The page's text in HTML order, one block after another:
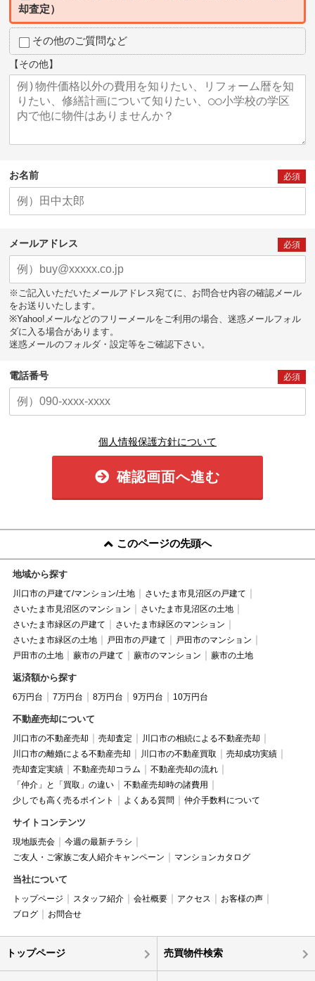
却査定）
その他のご質問など
【その他】
お名前 必須
メールアドレス 必須
※ご記入いただいたメールアドレス宛てに、お問合せ内容の確認メール
をお送りいたします。
※Yahoo!メールなどのフリーメールをご利用の場合、迷惑メールフォル
ダに入る場合があります。
迷惑メールのフォルダ・設定等をご確認下さい。
電話番号 必須
個人情報保護方針について
確認画面へ進む
このページの先頭へ
地域から探す
川口市の戸建て/マンション/土地
さいたま市見沼区の戸建て
さいたま市見沼区のマンション
さいたま市見沼区の土地
さいたま市緑区の戸建て
さいたま市緑区のマンション
さいたま市緑区の土地
戸田市の戸建て
戸田市のマンション
戸田市の土地
蕨市の戸建て 蕨市のマンション 蕨市の土地
返済額から探す
6万円台 7万円台 8万円台 9万円台 10万円台
不動産売却について
川口市の不動産売却 売却査定
川口市の相続による不動産売却
川口市の離婚による不動産売却
川口市の不動産買取
売却成功実績
売却査定実績
不動産売却コラム
不動産売却の流れ
「仲介」と「買取」の違い
不動産売却時の諸費用
少しでも高く売るポイント
よくある質問 仲介手数料について
サイトコンテンツ
現地販売会
今週の最新チラシ
ご友人・ご家族ご友人紹介キャンペーン
マンションカタログ
当社について
トップページ スタッフ紹介 会社概要 アクセス
お客様の声
ブログ
お問合せ
トップページ 売買物件検索